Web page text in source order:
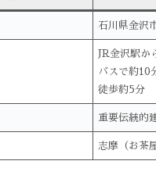
石川県金沢
JR金沢駅か
バスで約10
徒歩約5分
重要伝統的
志摩（お茶